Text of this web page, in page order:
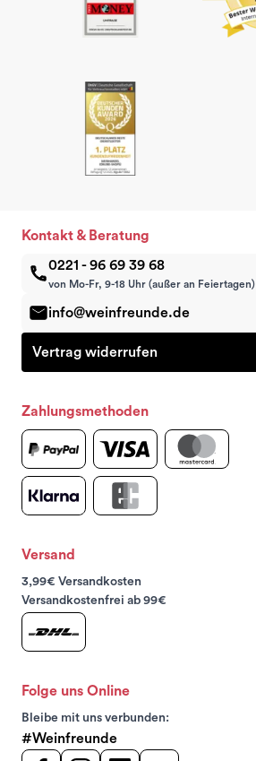
Kontakt & Beratung
0221 - 96 69 39 68
von Mo-Fr, 9-18 Uhr (außer an Feiertagen)
info@weinfreunde.de
Vertrag widerrufen
Zahlungsmethoden
Versand
3,99€ Versandkosten
Versandkostenfrei ab 99€
Folge uns Online
Bleibe mit uns verbunden:
#Weinfreunde